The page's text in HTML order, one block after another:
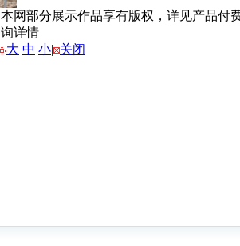
本网部分展示作品享有版权，详见产品付
询详情
大 中 小| 关闭